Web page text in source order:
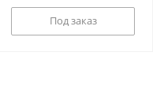
Под заказ